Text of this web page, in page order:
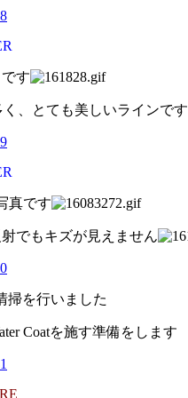
す
、とても美しいラインです
真です
でもキズが見えません
掃を行いました
Coatを施す準備をします